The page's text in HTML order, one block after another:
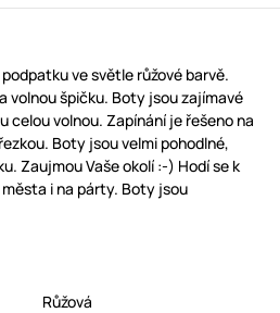
ve světle růžové barvě.
volnou špičku. Boty jsou zajímavé
celou volnou. Zapínání je řešeno na
Boty jsou velmi pohodlné,
Zaujmou Vaše okolí :-) Hodí se k
i na párty. Boty jsou
Růžová